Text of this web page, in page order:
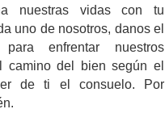
nuestras vidas con tu
uno de nosotros, danos el
enfrentar nuestros
camino del bien según el
de ti el consuelo. Por